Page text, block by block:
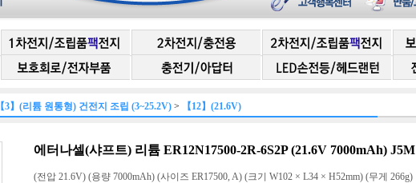
【3】(리튬 원통형) 건전지 조립 (3~25.2V) > 【12】(21.6V)
에터나셀(샤프트) 리튬 ER12N17500-2R-6S2P (21.6V 7000mAh) J5M
(전압 21.6V) (용량 7000mAh) (사이즈 ER17500, A) (크기 W102 × L34 × H52mm) (무게 266g)